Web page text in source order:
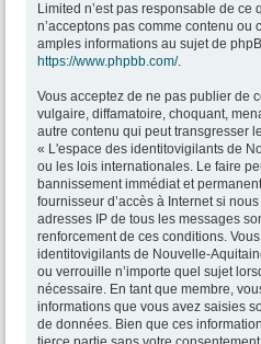
Limited n’est pas responsable de ce
n’acceptons pas comme contenu ou
amples informations au sujet de
https://www.phpbb.com/.
Vous acceptez de ne pas publier de
vulgaire, diffamatoire, choquant,
autre contenu qui peut transgresser
« L'espace des identitovigilants de
ou les lois internationales. Le faire
bannissement immédiat et
fournisseur d’accès à Internet si
adresses IP de tous les messages
renforcement de ces conditions.
identitovigilants de Nouvelle-
ou verrouille n’importe quel sujet
nécessaire. En tant que membre,
informations que vous avez saisies
de données. Bien que ces